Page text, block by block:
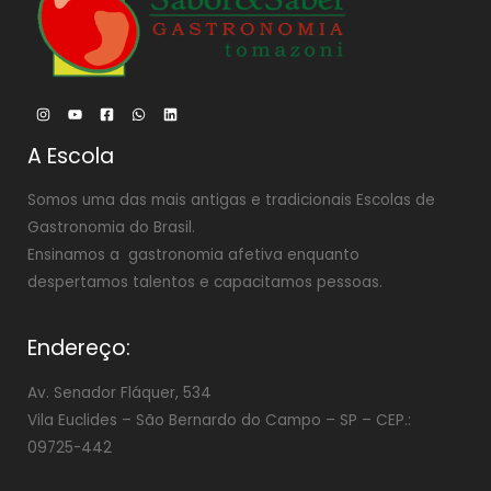
A Escola
Somos uma das mais antigas e tradicionais Escolas de
Gastronomia do Brasil.
Ensinamos a gastronomia afetiva enquanto
despertamos talentos e capacitamos pessoas.
Endereço:
Av. Senador Fláquer, 534
Vila Euclides – São Bernardo do Campo – SP – CEP.:
09725-442